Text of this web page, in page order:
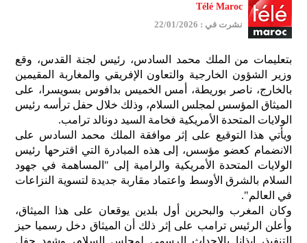
Télé Maroc
نشرت في : 22/01/2026
بتعليمات من الملك محمد السادس، رئيس لجنة القدس، وقع
وزير الشؤون الخارجية والتعاون الإفريقي والمغاربة المقيمين
بالخارج، ناصر بوريطة، أمس الخميس بدافوس بسويسرا، على
الميثاق المؤسس لمجلس السلام، وذلك خلال حفل ترأسه رئيس
الولايات المتحدة الأمريكية فخامة السيد دونالد ترامب.
ويأتي هذا التوقيع على إثر موافقة الملك محمد السادس على
الانضمام كعضو مؤسس، إلى هذه المبادرة التي اقترحها رئيس
الولايات المتحدة الأمريكية والرامية إلى "المساهمة في جهود
السلام بالشرق الأوسط واعتماد مقاربة جديدة لتسوية النزاعات
في العالم".
وكان المغرب والبحرين أول بلدين يوقعان على هذا الميثاق،
وأعلن الرئيس ترامب على إثر ذلك أن الميثاق دخل رسميا حيز
التنفيذ، إيذانا بالإحداث الرسمي لمجلس السلام، وشهد حفل